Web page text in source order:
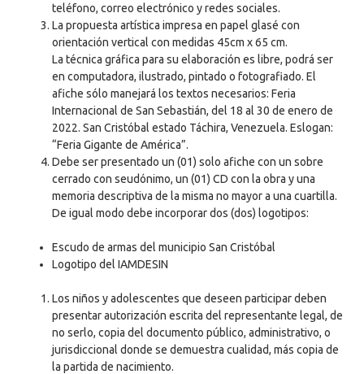
teléfono, correo electrónico y redes sociales.
La propuesta artística impresa en papel glasé con
orientación vertical con medidas 45cm x 65 cm.
La técnica gráfica para su elaboración es libre, podrá ser
en computadora, ilustrado, pintado o fotografiado. El
afiche sólo manejará los textos necesarios: Feria
Internacional de San Sebastián, del 18 al 30 de enero de
2022. San Cristóbal estado Táchira, Venezuela. Eslogan:
“Feria Gigante de América”.
Debe ser presentado un (01) solo afiche con un sobre
cerrado con seudónimo, un (01) CD con la obra y una
memoria descriptiva de la misma no mayor a una cuartilla.
De igual modo debe incorporar dos (dos) logotipos:
Escudo de armas del municipio San Cristóbal
Logotipo del IAMDESIN
Los niños y adolescentes que deseen participar deben
presentar autorización escrita del representante legal, de
no serlo, copia del documento público, administrativo, o
jurisdiccional donde se demuestra cualidad, más copia de
la partida de nacimiento.